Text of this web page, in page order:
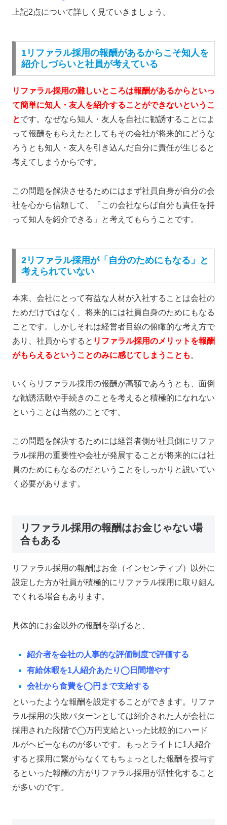
上記2点について詳しく見ていきましょう。
1リファラル採用の報酬があるからこそ知人を
紹介しづらいと社員が考えている
リファラル採用の難しいところは報酬があるからといっ
て簡単に知人・友人を紹介することができないというこ
とです。なぜなら知人・友人を自社に勧誘することによ
って報酬をもらえたとしてもその会社が将来的にどうな
ろうとも知人・友人を引き込んだ自分に責任が生じる と
考えてしまうからです。
この問題を解決させるためにはまず社員自身が自分の会
社を心から信頼して、「この会社ならば自分も責任を持
って知人を紹介できる」と考えてもらうこと です。
2リファラル採用が「自分のためにもなる」と
考えられていない
本来、会社にとって有益な人材が入社することは会社の
ためだけではなく、将来的には社員自身のためにもなる
ことです。しかしそれは経営者目線の俯瞰的な考え方で
あり、社員からすると リファラル採用のメリットを報酬
がもらえるということのみに感じてしまうことも 。
いくらリファラル採用の報酬が高額であろうとも、面倒
な勧誘活動や手続きのことを考えると積極的になれない
ということは当然のことです。
この問題を解決するためには経営者側が社員側に リファ
ラル採用の重要性や会社が発展することが将来的には社
員のためにもなるのだということ をしっかりと説いてい
く必要があります。
リファラル採用の報酬はお金じゃない場
合もある
リファラル採用の報酬はお金（インセンティブ）以外に
設定した方が社員が積極的にリファラル採用に取り組ん
でくれる場合もあります。
具体的にお金以外の報酬を挙げると、
紹介者を会社の人事的な評価制度で評価する
有給休暇を1人紹介あたり◯日間増やす
会社から食費を◯円まで支給する
といったような報酬を設定することができます。リファ
ラル採用の失敗パターンとしては紹介された人が会社に
採用された段階で◯万円支給といった比較的にハード
ルがヘビーなものが多いです。もっとライトに1人紹介
すると採用に繋がらなくてもちょっとした報酬を授与す
る といった報酬の方がリファラル採用が活性化すること
が多いのです。